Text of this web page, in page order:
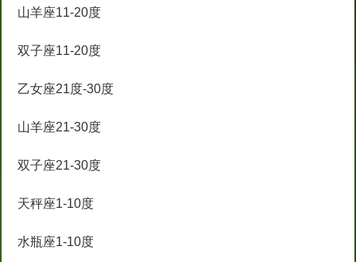
山羊座11-20度
双子座11-20度
乙女座21度-30度
山羊座21-30度
双子座21-30度
天秤座1-10度
水瓶座1-10度